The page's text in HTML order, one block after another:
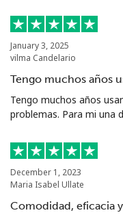
Celular ⁦2.9p⁩
Puerto Rico
All
country
⁦1.5p⁩
January 3, 2025
vilma Candelario
Tengo muchos años
Tengo muchos años
problemas. Para mi una
December 1, 2023
Maria Isabel Ullate
Comodidad, eficacia